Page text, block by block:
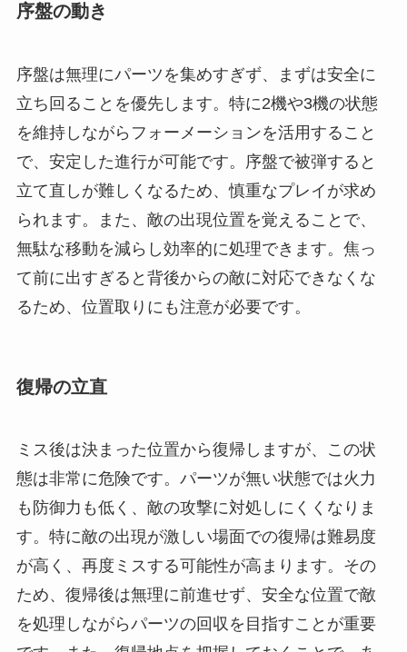
序盤の動き
序盤は無理にパーツを集めすぎず、まずは安全に
立ち回ることを優先します。特に2機や3機の状態
を維持しながらフォーメーションを活用すること
で、安定した進行が可能です。序盤で被弾すると
立て直しが難しくなるため、慎重なプレイが求め
られます。また、敵の出現位置を覚えることで、
無駄な移動を減らし効率的に処理できます。焦っ
て前に出すぎると背後からの敵に対応できなくな
るため、位置取りにも注意が必要です。
復帰の立直
ミス後は決まった位置から復帰しますが、この状
態は非常に危険です。パーツが無い状態では火力
も防御力も低く、敵の攻撃に対処しにくくなりま
す。特に敵の出現が激しい場面での復帰は難易度
が高く、再度ミスする可能性が高まります。その
ため、復帰後は無理に前進せず、安全な位置で敵
を処理しながらパーツの回収を目指すことが重要